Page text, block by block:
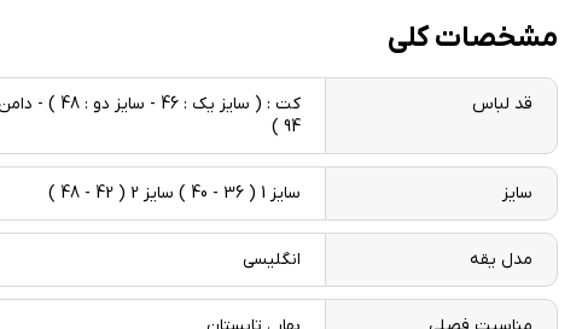
مشخصات کلی
قد لباس
94 )
سایز سایز 1 ( 36 - 40 ) سایز 2 ( 42 - 48 )
مدل یقه انگلیسی